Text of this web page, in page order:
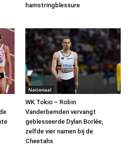
hamstringblessure
Nationaal
WK Tokio – Robin
Vanderbemden vervangt
geblesseerde Dylan Borlée,
zelfde vier namen bij de
Cheetahs